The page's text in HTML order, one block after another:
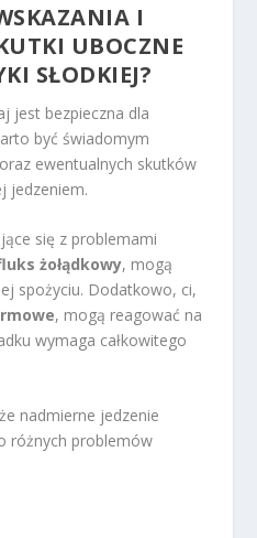
I
UBOCZNE
SŁODKIEJ?
jest bezpieczna dla
być świadomym
ewentualnych skutków
jedzeniem.
się z problemami
żołądkowy, mogą
spożyciu. Dodatkowo, ci,
, mogą reagować na
wymaga całkowitego
nadmierne jedzenie
różnych problemów